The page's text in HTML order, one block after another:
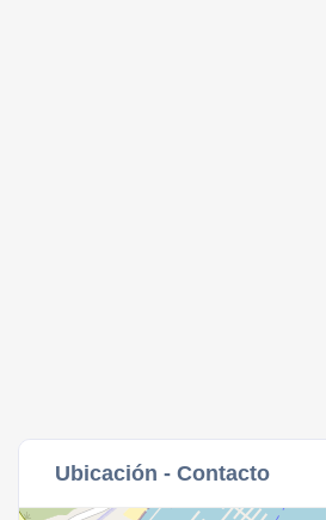
Ubicación - Contacto